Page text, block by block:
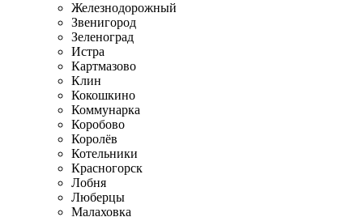
Железнодорожный
Звенигород
Зеленоград
Истра
Картмазово
Клин
Кокошкино
Коммунарка
Коробово
Королёв
Котельники
Красногорск
Лобня
Люберцы
Малаховка